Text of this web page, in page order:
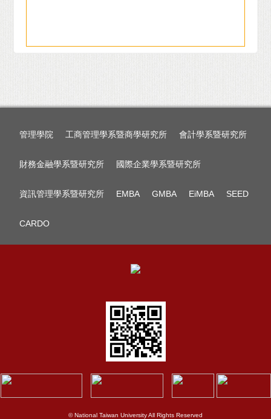
管理學院 工商管理學系暨商學研究所 會計學系暨研究所
財務金融學系暨研究所 國際企業學系暨研究所
資訊管理學系暨研究所 EMBA GMBA EiMBA SEED
CARDO
© National Taiwan University All Rights Reserved